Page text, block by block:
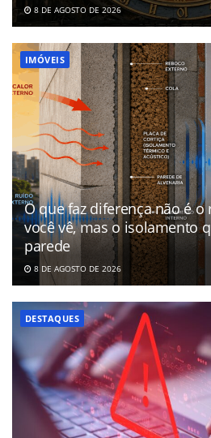
8 DE AGOSTO DE 2026
IMÓVEIS
O que faz diferença não é
você vê, mas o isolamento
parede
8 DE AGOSTO DE 2026
DESTAQUES